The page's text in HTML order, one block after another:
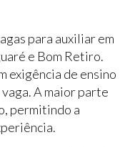
para auxiliar em
e Bom Retiro.
exigência de ensino
A maior parte
permitindo a